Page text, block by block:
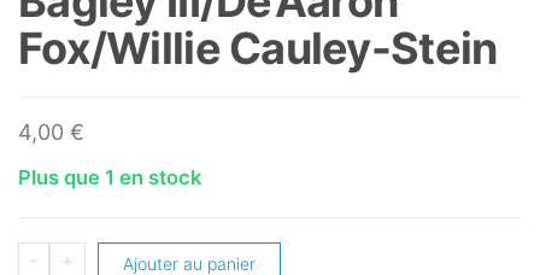
Fox/Willie Cauley-Stein
4,00 €
Plus que 1 en stock
-
quantité
+ Ajouter au panier